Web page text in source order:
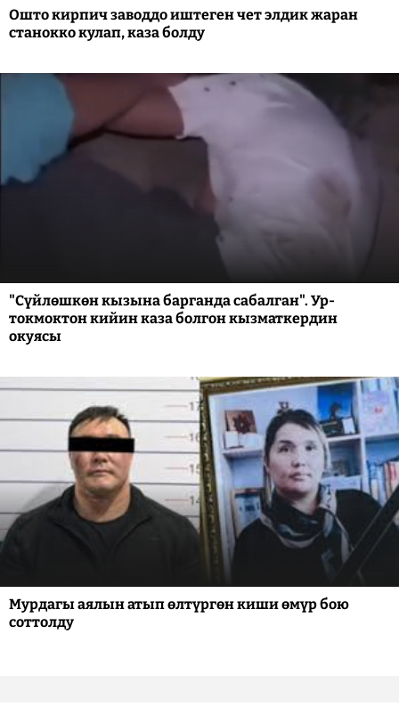
Ошто кирпич заводдо иштеген чет элдик жаран
станокко кулап, каза болду
"Сүйлөшкөн кызына барганда сабалган". Ур-
токмоктон кийин каза болгон кызматкердин
окуясы
Мурдагы аялын атып өлтүргөн киши өмүр бою
соттолду